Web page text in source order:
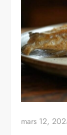
mars 12,